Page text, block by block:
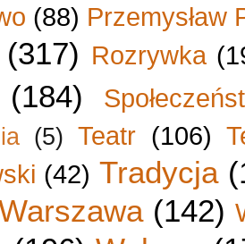
(88) Przemysław
(317) Rozrywka
(184)
(5) Teatr (106)
(42) Tradycja
(142)